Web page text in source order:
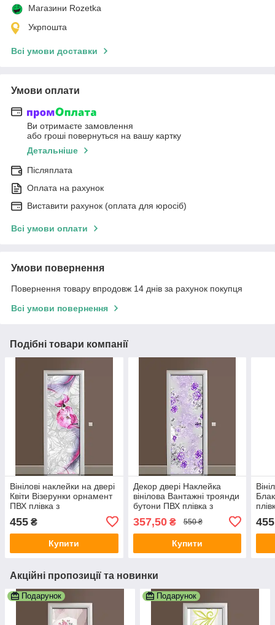
Магазини Rozetka
Укрпошта
Всі умови доставки
Умови оплати
Ви отримаєте замовлення
або гроші повернуться на вашу картку
Детальніше
Післяплата
Оплата на рахунок
Виставити рахунок (оплата для юросіб)
Всі умови оплати
Умови повернення
Повернення товару впродовж 14 днів за рахунок покупця
Всі умови повернення
Подібні товари компанії
Вінілові наклейки на двері
Квіти Візерунки орнамент
ПВХ плівка з
ламінуванням 600х1800
мм Абстракція Сірий
455 ₴
Купити
Декор двері Наклейка
вінілова Вантажні троянди
бутони ПВХ плівка з
ламінуванням 650х2000
мм Квіти Фіолетовий
357,50₴ 550 ₴
Купити
455
Акційні пропозиції та новинки
Подарунок Подарунок